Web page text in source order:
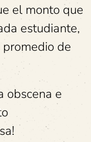
el monto que
estudiante,
de
obscena e